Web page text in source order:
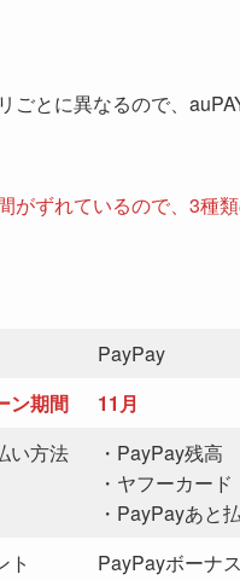
ごとに異なるので、
がずれているので、3種
PayPay
ン期間
11月
い方法
・PayPay残高
・ヤフーカード
・PayPayあと
ト PayPayボーナス